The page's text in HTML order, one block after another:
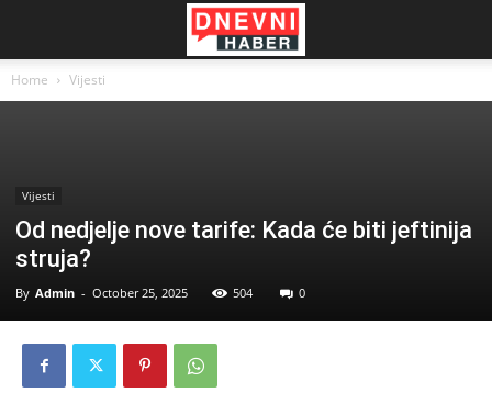
Home Vijesti
Vijesti
Od nedjelje nove tarife: Kada će biti jeftinija
struja?
By Admin - October 25, 2025 504 0